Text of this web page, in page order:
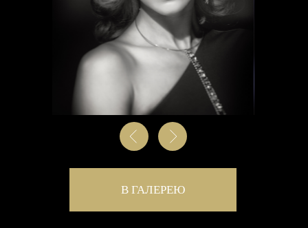
За 7 лет существования проекта "РУССКИЙ
ГОЛЛИВУД", в нем поучаствовали десятки
выдающихся личностей: Алена Свиридова,
Сати Спивакова, Александр Добровинский,
Екатерина Одинцова, Игорь Чапурин, Егор
Кончаловский, Сергей Пенкин, Елена
Ваенга, Лиза Боярская, Екатерина Шпица,
Митя Фомин, Анфиса Чехова, Ольга Кабо и
многие другие.
А участие таких легенд Советского кино,
как Игорь Шакуров, Светлана Светличная и